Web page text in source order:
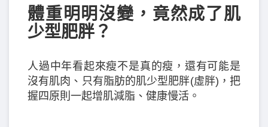
體重明明沒變，竟然成了肌
少型肥胖？
人過中年看起來瘦不是真的瘦，還有可能是
沒有肌肉、只有脂肪的肌少型肥胖(虛胖)，把
握四原則一起增肌減脂、健康慢活。